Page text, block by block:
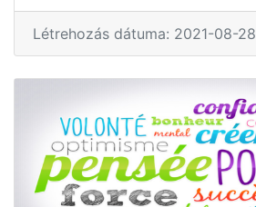
Létrehozás dátuma: 2021-08-28